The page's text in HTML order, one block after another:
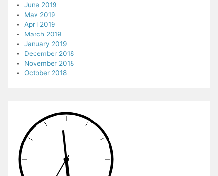
June 2019
May 2019
April 2019
March 2019
January 2019
December 2018
November 2018
October 2018